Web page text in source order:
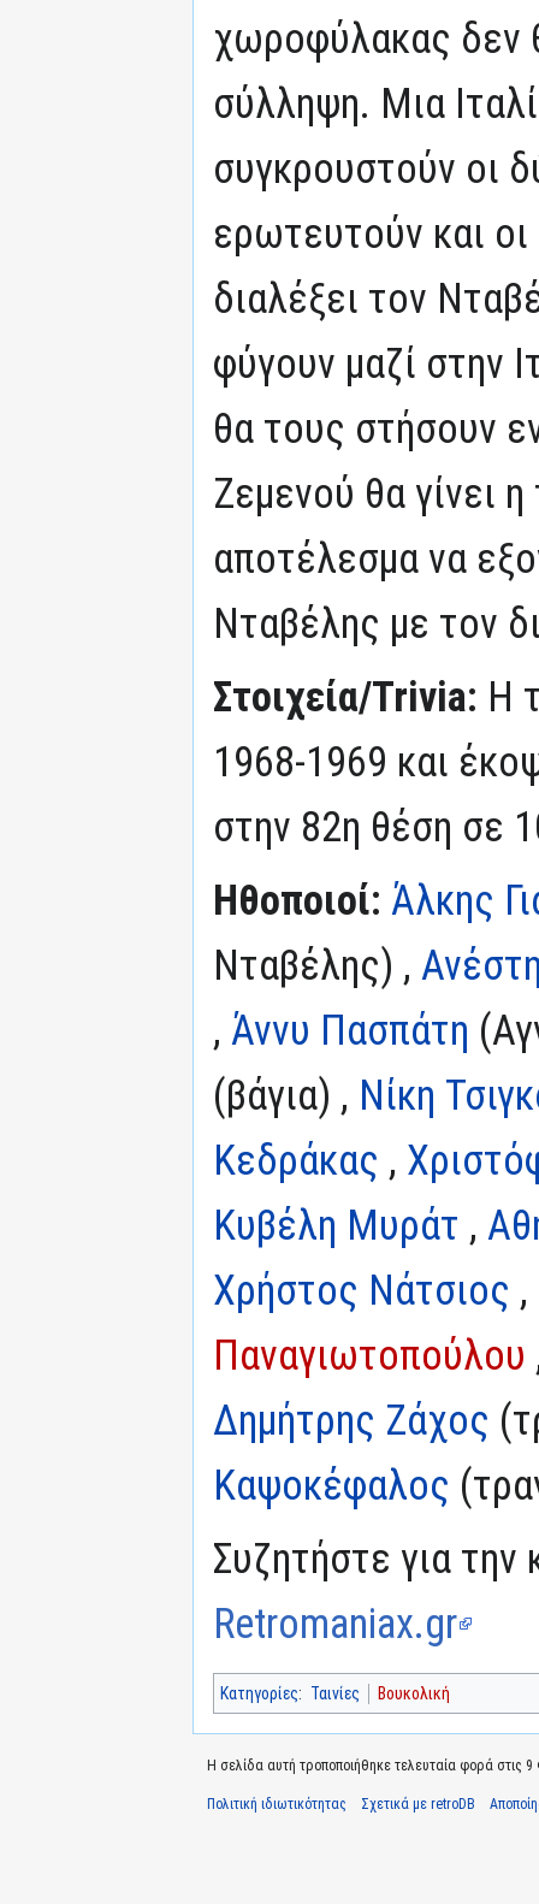
χωροφύλακας δεν
σύλληψη. Μια
συγκρουστούν οι
ερωτευτούν και
διαλέξει τον
φύγουν μαζί στην
θα τους στήσουν
Ζεμενού θα γίνει
αποτέλεσμα να
Νταβέλης με τον
Στοιχεία/Trivia: Η
1968-1969 και
στην 82η θέση σε
Ηθοποιοί: Άλκης
Νταβέλης) ,
, Άννυ Πασπάτη
(βάγια) , Νίκη
Κεδράκας ,
Κυβέλη Μυράτ ,
Χρήστος Νάτσιος ,
Παναγιωτοπούλου
Δημήτρης Ζάχος
Καψοκέφαλος
Συζητήστε για την
Retromaniax.gr
Κατηγορίες: Ταινίες Βουκολική
Η σελίδα αυτή τροποποιήθηκε τελευταία φορά στις
Πολιτική ιδιωτικότητας Σχετικά με retroDB